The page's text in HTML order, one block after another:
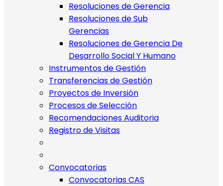
Resoluciones de Gerencia
Resoluciones de Sub
Gerencias
Resoluciones de Gerencia De
Desarrollo Social Y Humano
Instrumentos de Gestión
Transferencias de Gestión
Proyectos de Inversión
Procesos de Selección
Recomendaciones Auditoria
Registro de Visitas
Convocatorias
Convocatorias CAS